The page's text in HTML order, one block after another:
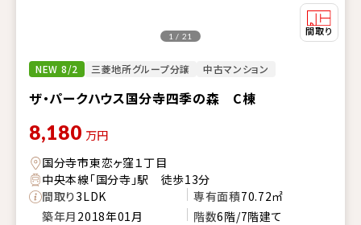
NEW 8/2 三菱地所グループ分譲 中古マンション
ザ・パークハウス国分寺四季の森 C棟
1 / 21
8,180 万円
国分寺市東恋ヶ窪１丁目
中央本線「国分寺」駅 徒歩13分
間取り3LDK 専有面積70.72㎡
築年月 2018年01月 階数6階/7階建て